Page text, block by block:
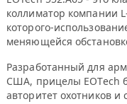
коллиматор компании
которого-
меняющейся
Разработанный для
США, прицелы EOTech
авторитет охотников и